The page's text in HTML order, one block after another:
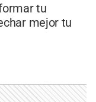
tu
mejor tu